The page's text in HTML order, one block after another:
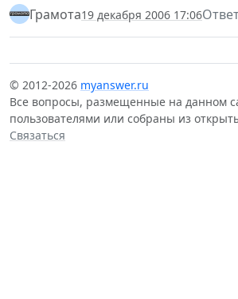
Грамота19 декабря 2006 17:06
© 2012-2026 myanswer.ru
Все вопросы, размещенные на данном
пользователями или собраны из
Связаться